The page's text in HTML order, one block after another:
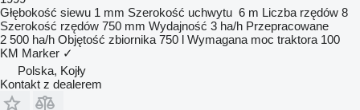
Głębokość siewu 1 mm Szerokość uchwytu 6 m Liczba rzędów 8
Szerokość rzędów 750 mm Wydajność 3 ha/h Przepracowane
2 500 ha/h Objętość zbiornika 750 l Wymagana moc traktora 100
KM Marker ✓
Polska, Kojły
Kontakt z dealerem